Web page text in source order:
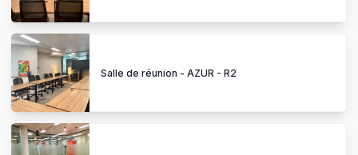
Salle de réunion - AZUR - R2